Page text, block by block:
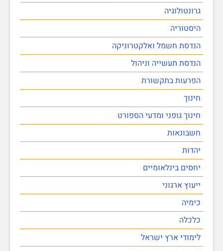
גרונטולוגיה
היסטוריה
הנדסת חשמל ואלקטרוניקה
הנדסת תעשייה וניהול
הפרעות בתקשורת
חינוך
חינוך גופני ומדעי הספורט
חשבונאות
יהדות
יחסים בינלאומיים
ייעוץ ארגוני
כימיה
כלכלה
לימודי ארץ ישראל